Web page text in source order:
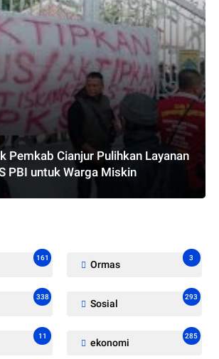
Pemkab Cianjur Pulihkan Layanan
PBI untuk Warga Miskin
161
Ormas
3
338
Sosial
293
11
ekonomi
285